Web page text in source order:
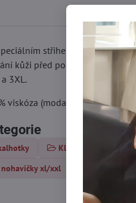
střihem RONA
kůži před podrážděním na
3XL.
viskóza (modal), 5 % elastan
Klasické kalhotky
nohavičky xl/xxl